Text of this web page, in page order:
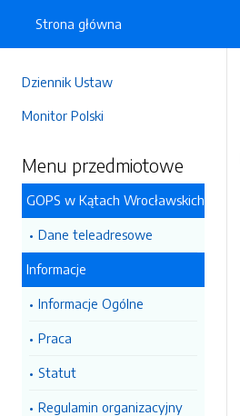
Dziennik Ustaw
Monitor Polski
Menu przedmiotowe
GOPS w Kątach Wrocławskich
Dane teleadresowe
Informacje
Informacje Ogólne
Praca
Statut
Regulamin organizacyjny
Strona główna